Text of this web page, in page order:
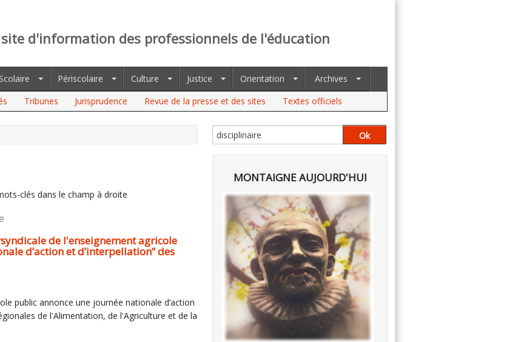
site d'information des professionnels de l'éducation
Scolaire Périscolaire Culture Justice Orientation
Archives
Tribunes Jurisprudence Revue de la presse et des sites Textes officiels
clés dans le champ à droite
de l'enseignement agricole
d’action et d’interpellation“ des
public annonce une journée nationale d’action
de l'Alimentation, de l'Agriculture et de la
MONTAIGNE AUJOURD'HUI